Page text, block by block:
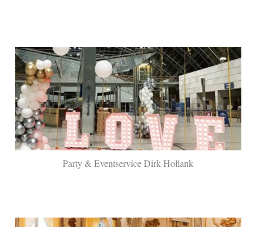
Party & Eventservice Dirk Hollank